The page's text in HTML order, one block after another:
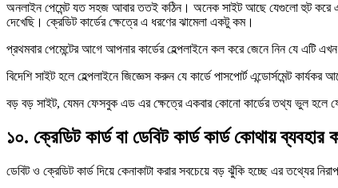
অনলাইন পেমেন্ট যত সহজ আবার ততই কঠিন। অনেক সাইট আছে যেগুলো হুট করে
দেখেছি। ক্রেডিট কার্ডের ক্ষেত্রে এ ধরণের ঝামেলা একটু কম।
প্রথমবার পেমেন্টের আগে আপনার কার্ডের হেল্পলাইনে কল করে জেনে নিন যে এটি
বিদেশি সাইট হলে হেল্পলাইনে জিজ্ঞেস করুন যে কার্ডে পাসপোর্ট এন্ডোর্সমেন্ট
বড় বড় সাইট, যেমন ফেসবুক এড এর ক্ষেত্রে একবার কোনো কার্ডের তথ্য ভুল হলে
১০. ক্রেডিট কার্ড বা ডেবিট কার্ড কার্ড কোথায় ব্যবহার
ডেবিট ও ক্রেডিট কার্ড দিয়ে কেনাকাটা করার সবচেয়ে বড় ঝুঁকি হচ্ছে এর তথ্যের